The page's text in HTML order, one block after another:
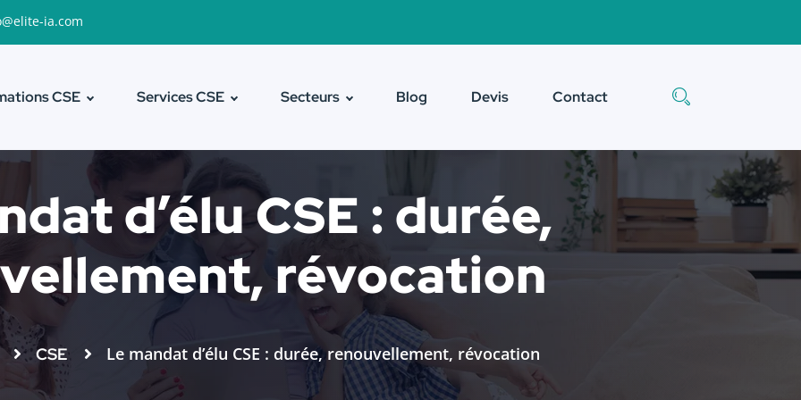
ia.com
CSE Services CSE Secteurs Blog Devis Contact
d’élu CSE : durée,
révocation
CSE Le mandat d’élu CSE : durée, renouvellement, révocation